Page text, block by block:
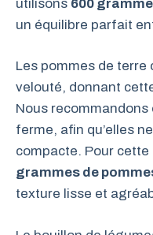
utilisons 600
un équilibre parfait
Les pommes de
velouté, donnant
Nous
ferme, afin qu’elles
compacte. Pour
grammes de
texture lisse et